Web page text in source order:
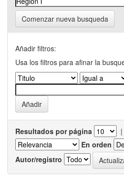
Comenzar nueva busqueda
Añadir filtros:
Usa los filtros para afinar la
Resultados por página |
En orden
Autor/registro